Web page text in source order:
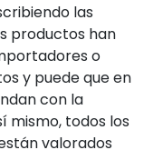
las
productos han
o
y puede que en
con la
mismo, todos los
valorados